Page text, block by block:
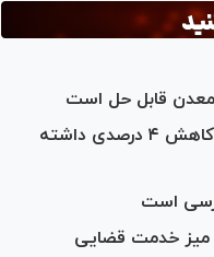
معدن قابل حل است
میزان ورودی و جمعیت کیفری زندان‌های اصفهان نسبت به سال گذشته کاهش ۴ درصدی داشته
است
۴۸ نفر از مراجعان در میز خدمت قضایی